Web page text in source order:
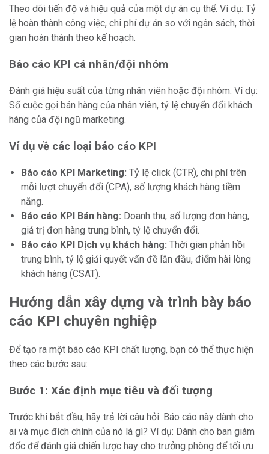
Theo dõi tiến độ và hiệu quả của một dự án cụ thể. Ví dụ: Tỷ
lệ hoàn thành công việc, chi phí dự án so với ngân sách, thời
gian hoàn thành theo kế hoạch.
Báo cáo KPI cá nhân/đội nhóm
Đánh giá hiệu suất của từng nhân viên hoặc đội nhóm. Ví dụ:
Số cuộc gọi bán hàng của nhân viên, tỷ lệ chuyển đổi khách
hàng của đội ngũ marketing.
Ví dụ về các loại báo cáo KPI
Báo cáo KPI Marketing: Tỷ lệ click (CTR), chi phí trên
mỗi lượt chuyển đổi (CPA), số lượng khách hàng tiềm
năng.
Báo cáo KPI Bán hàng: Doanh thu, số lượng đơn hàng,
giá trị đơn hàng trung bình, tỷ lệ chuyển đổi.
Báo cáo KPI Dịch vụ khách hàng: Thời gian phản hồi
trung bình, tỷ lệ giải quyết vấn đề lần đầu, điểm hài lòng
khách hàng (CSAT).
Hướng dẫn xây dựng và trình bày báo
cáo KPI chuyên nghiệp
Để tạo ra một báo cáo KPI chất lượng, bạn có thể thực hiện
theo các bước sau:
Bước 1: Xác định mục tiêu và đối tượng
Trước khi bắt đầu, hãy trả lời câu hỏi: Báo cáo này dành cho
ai và mục đích chính của nó là gì? Ví dụ: Dành cho ban giám
đốc để đánh giá chiến lược hay cho trưởng phòng để tối ưu